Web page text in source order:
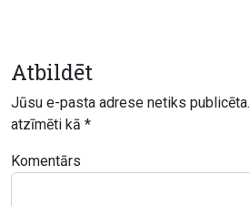
Atbildēt
Jūsu e-pasta adrese netiks publicēta.
atzīmēti kā *
Komentārs